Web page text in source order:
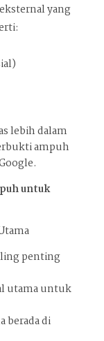
yang
lebih dalam
ampuh
untuk
penting
utama untuk
berada di